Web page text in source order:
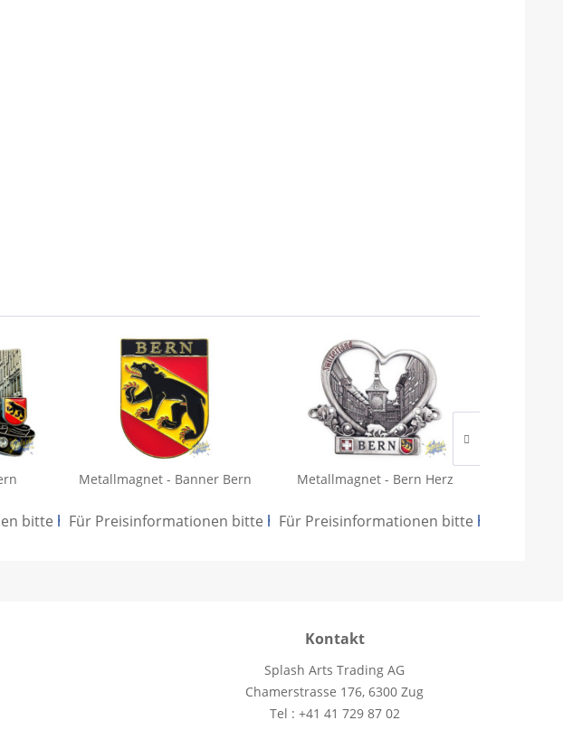
bitte hier anmelden.
Metallmagnet - Banner Bern
Für Preisinformationen bitte hier anmelden.
Metallmagnet - Bern Herz
Für Preisinformationen bitte hier
Kontakt
Splash Arts Trading AG
Chamerstrasse 176, 6300 Zug
Tel : +41 41 729 87 02